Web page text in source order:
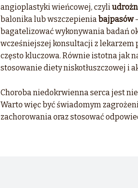
angioplastyki wieńcowej, czyli
balonika lub wszczepienia bajpasów
bagatelizować wykonywania badań
wcześniejszej konsultacji z
często kluczowa. Równie istotna jak
stosowanie diety niskotłuszczowej i
Choroba niedokrwienna serca jest
Warto więc być świadomym
zachorowania oraz stosować